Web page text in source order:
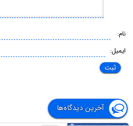
نام:
ایمیل:
آخرین دیدگاه‌ها